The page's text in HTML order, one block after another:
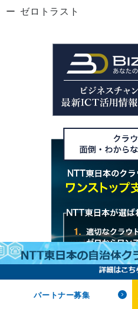
ゼロトラスト
パートナー募集